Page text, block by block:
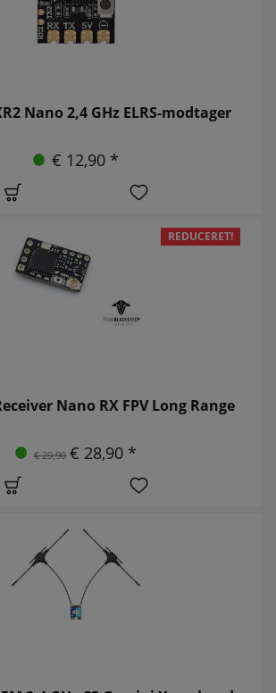
Nano 2,4 GHz ELRS-modtager
€ 12,90 *
REDUCERET!
Nano RX FPV Long Range
€ 29,90 € 28,90 *